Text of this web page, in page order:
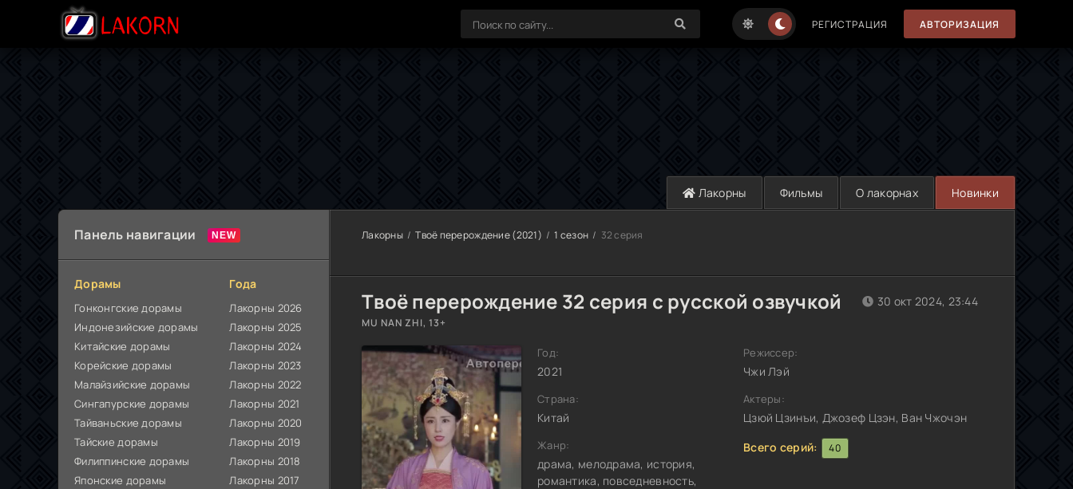
РЕГИСТРАЦИЯ АВТОРИЗАЦИЯ
Лакорны Фильмы О лакорнах Новинки
Панель навигации
Дорамы
Гонконгские дорамы
Индонезийские дорамы
Китайские дорамы
Корейские дорамы
Малайзийские дорамы
Сингапурские дорамы
Тайваньские дорамы
Тайские дорамы
Филиппинские дорамы
Японские дорамы
Года
Лакорны 2026
Лакорны 2025
Лакорны 2024
Лакорны 2023
Лакорны 2022
Лакорны 2021
Лакорны 2020
Лакорны 2019
Лакорны 2018
Лакорны 2017
Лакорны Твоё перерождение (2021) 1 сезон 32 серия
Твоё перерождение 32 серия с русской озвучкой
MU NAN ZHI, 13+
Год:
2021
Страна:
Китай
Жанр:
драма, мелодрама, история,
романтика, повседневность,
30 окт 2024, 23:44
Режиссер:
Чжи Лэй
Актеры:
Цзюй Цзинъи, Джозеф Цзэн, Ван Чжочэн
Всего серий:
40